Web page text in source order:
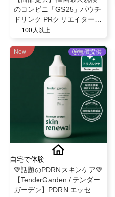
のコンビニ「GS25」パウチ
ドリンク PRクリエイター募
100人以上
New 無償提供
自宅で体験
💚話題のPDRNスキンケア💚
【TenderGarden / テンダー
ガーデン】PDRN エッセン